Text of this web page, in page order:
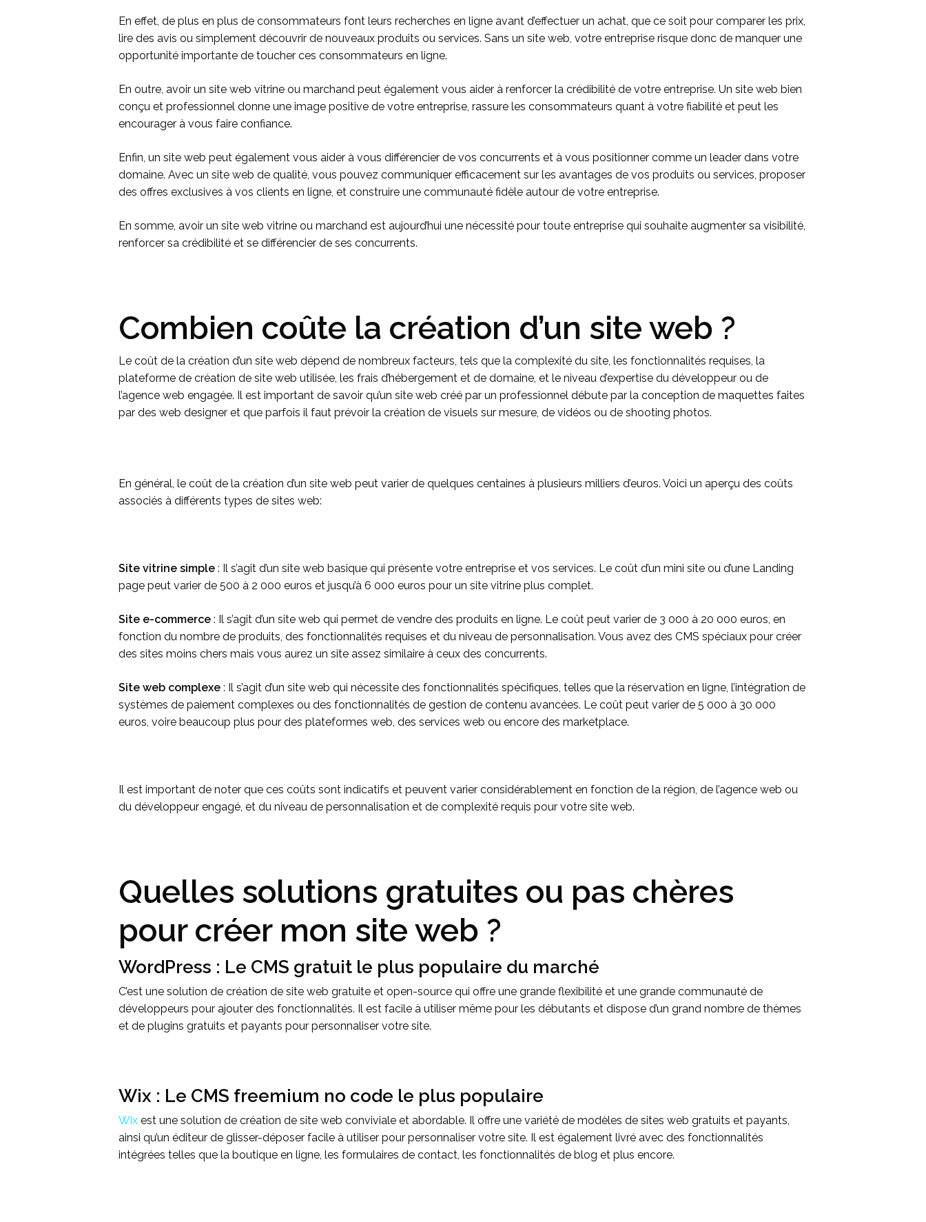
En effet, de plus en plus de consommateurs font leurs recherches en ligne avant d’effectuer un achat, que ce soit pour comparer les prix,
lire des avis ou simplement découvrir de nouveaux produits ou services. Sans un site web, votre entreprise risque donc de manquer une
opportunité importante de toucher ces consommateurs en ligne.
En outre, avoir un site web vitrine ou marchand peut également vous aider à renforcer la crédibilité de votre entreprise. Un site web bien
conçu et professionnel donne une image positive de votre entreprise, rassure les consommateurs quant à votre fiabilité et peut les
encourager à vous faire confiance.
Enfin, un site web peut également vous aider à vous différencier de vos concurrents et à vous positionner comme un leader dans votre
domaine. Avec un site web de qualité, vous pouvez communiquer efficacement sur les avantages de vos produits ou services, proposer
des offres exclusives à vos clients en ligne, et construire une communauté fidèle autour de votre entreprise.
En somme, avoir un site web vitrine ou marchand est aujourd’hui une nécessité pour toute entreprise qui souhaite augmenter sa visibilité,
renforcer sa crédibilité et se différencier de ses concurrents.
Combien coûte la création d’un site web ?
Le coût de la création d’un site web dépend de nombreux facteurs, tels que la complexité du site, les fonctionnalités requises, la
plateforme de création de site web utilisée, les frais d’hébergement et de domaine, et le niveau d’expertise du développeur ou de
l’agence web engagée. Il est important de savoir qu’un site web créé par un professionnel débute par la conception de maquettes faites
par des web designer et que parfois il faut prévoir la création de visuels sur mesure, de vidéos ou de shooting photos.
En général, le coût de la création d’un site web peut varier de quelques centaines à plusieurs milliers d’euros. Voici un aperçu des coûts
associés à différents types de sites web:
Site vitrine simple : Il s’agit d’un site web basique qui présente votre entreprise et vos services. Le coût d’un mini site ou d’une Landing
page peut varier de 500 à 2 000 euros et jusqu’à 6 000 euros pour un site vitrine plus complet.
Site e-commerce : Il s’agit d’un site web qui permet de vendre des produits en ligne. Le coût peut varier de 3 000 à 20 000 euros, en
fonction du nombre de produits, des fonctionnalités requises et du niveau de personnalisation. Vous avez des CMS spéciaux pour créer
des sites moins chers mais vous aurez un site assez similaire à ceux des concurrents.
Site web complexe : Il s’agit d’un site web qui nécessite des fonctionnalités spécifiques, telles que la réservation en ligne, l’intégration de
systèmes de paiement complexes ou des fonctionnalités de gestion de contenu avancées. Le coût peut varier de 5 000 à 30 000
euros, voire beaucoup plus pour des plateformes web, des services web ou encore des marketplace.
Il est important de noter que ces coûts sont indicatifs et peuvent varier considérablement en fonction de la région, de l’agence web ou
du développeur engagé, et du niveau de personnalisation et de complexité requis pour votre site web.
Quelles solutions gratuites ou pas chères
pour créer mon site web ?
WordPress : Le CMS gratuit le plus populaire du marché
C’est une solution de création de site web gratuite et open-source qui offre une grande flexibilité et une grande communauté de
développeurs pour ajouter des fonctionnalités. Il est facile à utiliser même pour les débutants et dispose d’un grand nombre de thèmes
et de plugins gratuits et payants pour personnaliser votre site.
Wix : Le CMS freemium no code le plus populaire
Wix est une solution de création de site web conviviale et abordable. Il offre une variété de modèles de sites web gratuits et payants,
ainsi qu’un éditeur de glisser-déposer facile à utiliser pour personnaliser votre site. Il est également livré avec des fonctionnalités
intégrées telles que la boutique en ligne, les formulaires de contact, les fonctionnalités de blog et plus encore.